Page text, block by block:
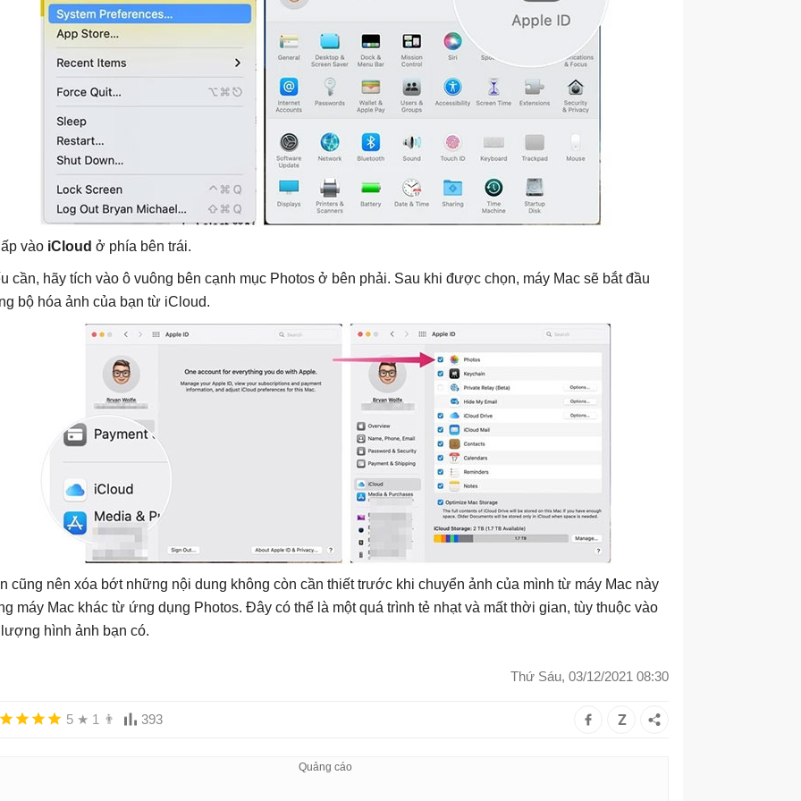
vào iCloud ở phía bên trái.
cần, hãy tích vào ô vuông bên cạnh mục Photos ở bên phải. Sau khi được chọn, máy Mac sẽ bắt đầu
bộ hóa ảnh của bạn từ iCloud.
cũng nên xóa bớt những nội dung không còn cần thiết trước khi chuyển ảnh của mình từ máy Mac này
máy Mac khác từ ứng dụng Photos. Đây có thể là một quá trình tẻ nhạt và mất thời gian, tùy thuộc vào
hình ảnh bạn có.
Thứ Sáu, 03/12/2021 08:30
5 ★ 1 👨 393